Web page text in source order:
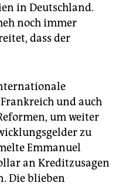
in Deutschland.
noch immer
dass der
und auch
um weiter
zu
Emmanuel
an Kreditzusagen
Die blieben